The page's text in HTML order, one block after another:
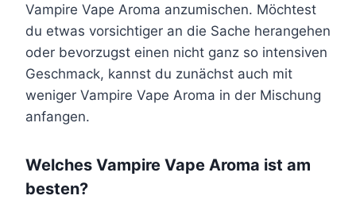
Vampire Vape Aroma anzumischen. Möchtest
du etwas vorsichtiger an die Sache herangehen
oder bevorzugst einen nicht ganz so intensiven
Geschmack, kannst du zunächst auch mit
weniger Vampire Vape Aroma in der Mischung
anfangen.
Welches Vampire Vape Aroma ist am
besten?